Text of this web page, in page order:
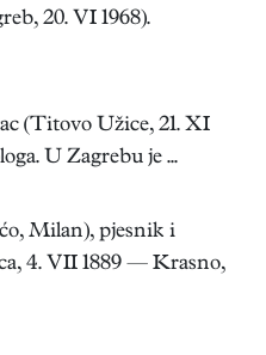
20. VI 1968).
(Titovo Užice, 21. XI
U Zagrebu je ...
Milan), pjesnik i
4. VII 1889 — Krasno,